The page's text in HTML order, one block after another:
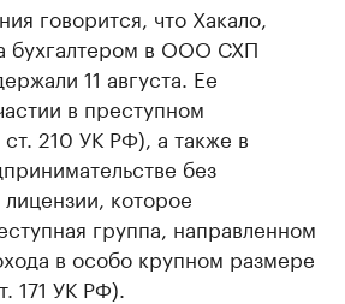
говорится, что Хакало,
бухгалтером в ООО СХП
11 августа. Ее
в преступном
210 УК РФ), а также в
без
которое
группа, направленном
в особо крупном размере
171 УК РФ).